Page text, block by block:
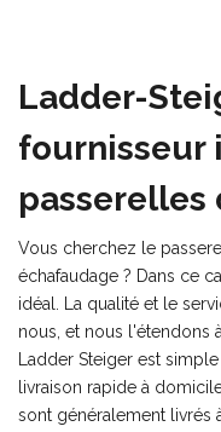
Ladder-
fournisseur
passerelles
Vous cherchez le
échafaudage ? Dans ce
idéal. La qualité et le
nous, et nous l'étendons
Ladder Steiger est
livraison rapide à
sont généralement livrés